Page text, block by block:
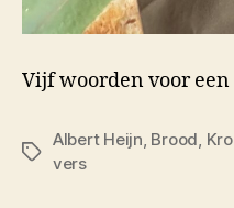
Vijf woorden voor een
Tags
Albert Heijn, Brood,
vers